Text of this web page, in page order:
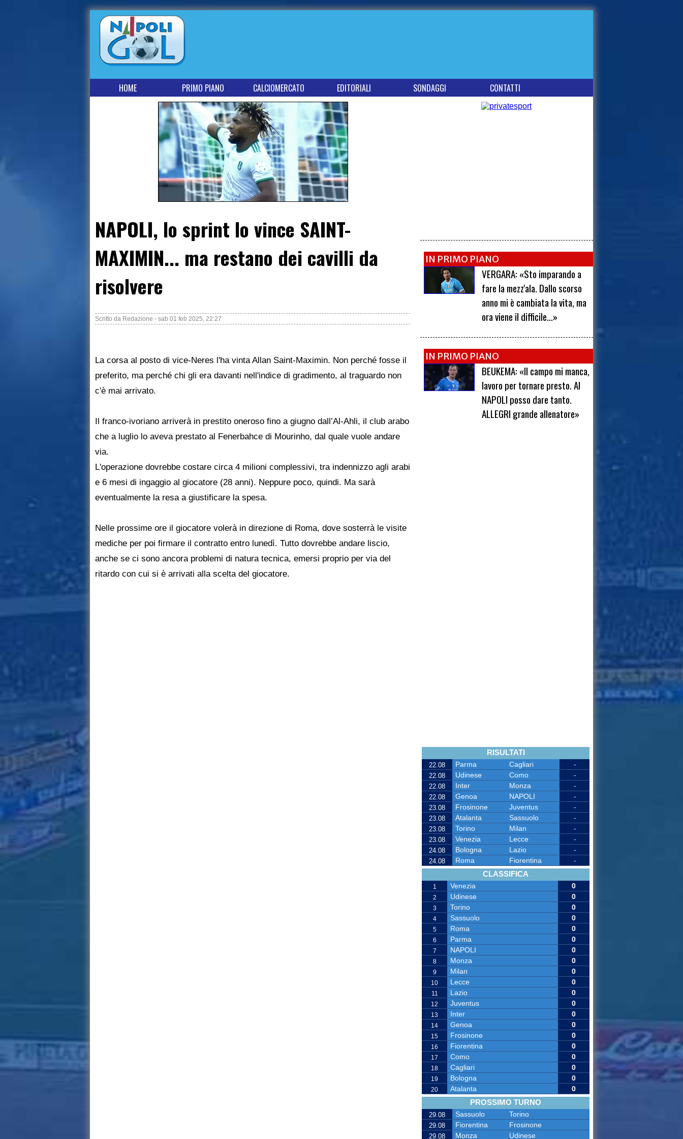
HOME PRIMO PIANO CALCIOMERCATO EDITORIALI SONDAGGI CONTATTI
NAPOLI, lo sprint lo vince SAINT-
MAXIMIN... ma restano dei cavilli da
risolvere
Scritto da Redazione - sab 01 feb 2025, 22:27
La corsa al posto di vice-Neres l'ha vinta Allan Saint-Maximin. Non perché fosse il
preferito, ma perché chi gli era davanti nell'indice di gradimento, al traguardo non
c'è mai arrivato.
Il franco-ivoriano arriverà in prestito oneroso fino a giugno dall’Al-Ahli, il club arabo
che a luglio lo aveva prestato al Fenerbahce di Mourinho, dal quale vuole andare
via.
L'operazione dovrebbe costare circa 4 milioni complessivi, tra indennizzo agli arabi
e 6 mesi di ingaggio al giocatore (28 anni). Neppure poco, quindi. Ma sarà
eventualmente la resa a giustificare la spesa.
Nelle prossime ore il giocatore volerà in direzione di Roma, dove sosterrà le visite
mediche per poi firmare il contratto entro lunedì. Tutto dovrebbe andare liscio,
anche se ci sono ancora problemi di natura tecnica, emersi proprio per via del
ritardo con cui si è arrivati alla scelta del giocatore.
IN PRIMO PIANO
VERGARA: «Sto imparando a
fare la mezz'ala. Dallo scorso
anno mi è cambiata la vita, ma
ora viene il difficile...»
IN PRIMO PIANO
BEUKEMA: «Il campo mi manca,
lavoro per tornare presto. Al
NAPOLI posso dare tanto.
ALLEGRI grande allenatore»
RISULTATI
22.08 Parma Cagliari
-
22.08
Udinese Como
-
22.08
Inter Monza
-
22.08
Genoa NAPOLI
-
23.08
Frosinone Juventus
-
23.08
Atalanta Sassuolo
-
23.08
Torino Milan
-
23.08
Venezia Lecce
-
24.08
Bologna Lazio
-
24.08
Roma Fiorentina -
CLASSIFICA
1 Venezia 0
2 Udinese 0
3 Torino 0
4 Sassuolo 0
5 Roma 0
6 Parma 0
7 NAPOLI 0
8 Monza 0
9 Milan 0
10 Lecce 0
11 Lazio 0
12 Juventus 0
13 Inter 0
14 Genoa 0
15 Frosinone 0
16 Fiorentina 0
17 Como 0
18 Cagliari 0
19 Bologna 0
20 Atalanta 0
PROSSIMO TURNO
29.08 Sassuolo Torino
29.08 Fiorentina Frosinone
29.08 Monza Udinese